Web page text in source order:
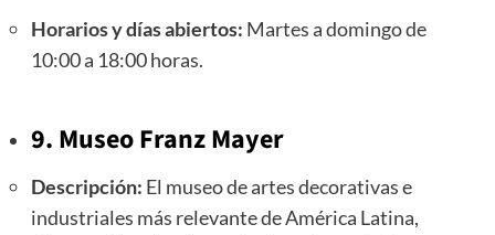
Horarios y días abiertos: Martes a domingo de
10:00 a 18:00 horas.
9. Museo Franz Mayer
Descripción: El museo de artes decorativas e
industriales más relevante de América Latina,